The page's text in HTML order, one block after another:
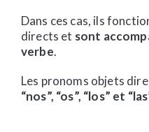
Dans ces cas, ils
directs et sont
verbe.
Les pronoms objets
“nos”, “os”, “los” et